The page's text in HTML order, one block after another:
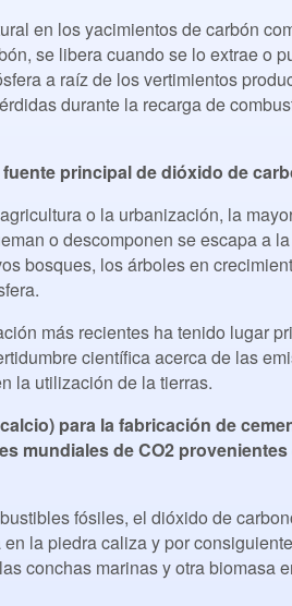
en los yacimientos de carbón
se libera cuando se lo extrae o
a raíz de los vertimientos
durante la recarga de
principal de dióxido de
o la urbanización, la
o descomponen se escapa a
bosques, los árboles en
más recientes ha tenido lugar
científica acerca de las
la utilización de la tierras.
para la fabricación de
mundiales de CO2
fósiles, el dióxido de
la piedra caliza y por
conchas marinas y otra biomasa